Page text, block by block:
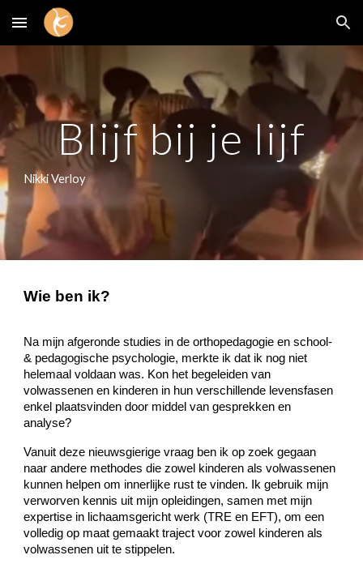
Skip to main content Skip to navigation
Blijf bij je lijf
Nikki Verloy
Wie ben ik?
Na mijn afgeronde studies in de orthopedagogie en school-
& pedagogische psychologie, merkte ik dat ik nog niet
helemaal voldaan was. Kon het begeleiden van
volwassenen en kinderen in hun verschillende levensfasen
enkel plaatsvinden door middel van gesprekken en
analyse?
Vanuit deze nieuwsgierige vraag ben ik op zoek gegaan
naar andere methodes die zowel kinderen als volwassenen
kunnen helpen om innerlijke rust te vinden. Ik gebruik mijn
verworven kennis uit mijn opleidingen, samen met mijn
expertise in lichaamsgericht werk (TRE en EFT), om een
volledig op maat gemaakt traject voor zowel kinderen als
volwassenen uit te stippelen.